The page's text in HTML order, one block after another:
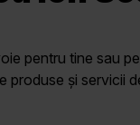
pentru tine sau
produse și servicii